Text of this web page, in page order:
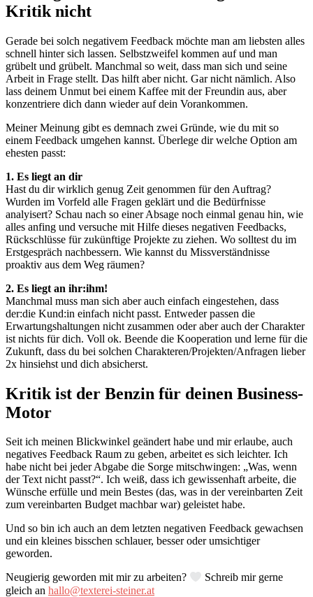
Kritik nicht
Gerade bei solch negativem Feedback möchte man am liebsten alles
schnell hinter sich lassen. Selbstzweifel kommen auf und man
grübelt und grübelt. Manchmal so weit, dass man sich und seine
Arbeit in Frage stellt. Das hilft aber nicht. Gar nicht nämlich. Also
lass deinem Unmut bei einem Kaffee mit der Freundin aus, aber
konzentriere dich dann wieder auf dein Vorankommen.
Meiner Meinung gibt es demnach zwei Gründe, wie du mit so
einem Feedback umgehen kannst. Überlege dir welche Option am
ehesten passt:
1. Es liegt an dir
Hast du dir wirklich genug Zeit genommen für den Auftrag?
Wurden im Vorfeld alle Fragen geklärt und die Bedürfnisse
analyisert? Schau nach so einer Absage noch einmal genau hin, wie
alles anfing und versuche mit Hilfe dieses negativen Feedbacks,
Rückschlüsse für zukünftige Projekte zu ziehen. Wo solltest du im
Erstgespräch nachbessern. Wie kannst du Missverständnisse
proaktiv aus dem Weg räumen?
2. Es liegt an ihr:ihm!
Manchmal muss man sich aber auch einfach eingestehen, dass
der:die Kund:in einfach nicht passt. Entweder passen die
Erwartungshaltungen nicht zusammen oder aber auch der Charakter
ist nichts für dich. Voll ok. Beende die Kooperation und lerne für die
Zukunft, dass du bei solchen Charakteren/Projekten/Anfragen lieber
2x hinsiehst und dich absicherst.
Kritik ist der Benzin für deinen Business-
Motor
Seit ich meinen Blickwinkel geändert habe und mir erlaube, auch
negatives Feedback Raum zu geben, arbeitet es sich leichter. Ich
habe nicht bei jeder Abgabe die Sorge mitschwingen: „Was, wenn
der Text nicht passt?“. Ich weiß, dass ich gewissenhaft arbeite, die
Wünsche erfülle und mein Bestes (das, was in der vereinbarten Zeit
zum vereinbarten Budget machbar war) geleistet habe.
Und so bin ich auch an dem letzten negativen Feedback gewachsen
und ein kleines bisschen schlauer, besser oder umsichtiger
geworden.
Neugierig geworden mit mir zu arbeiten?
Schreib mir gerne
gleich an hallo@texterei-steiner.at